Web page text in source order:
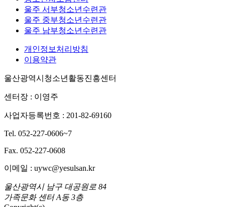
울주 서부청소년수련관
울주 중부청소년수련관
울주 남부청소년수련관
개인정보처리방침
이용약관
울산광역시청소년활동진흥센터
센터장 : 이영주
사업자등록번호 : 201-82-69160
Tel. 052-227-0606~7
Fax. 052-227-0608
이메일 : uywc@yesulsan.kr
울산광역시 남구 대공원로 84
가족문화 센터 A동 3층